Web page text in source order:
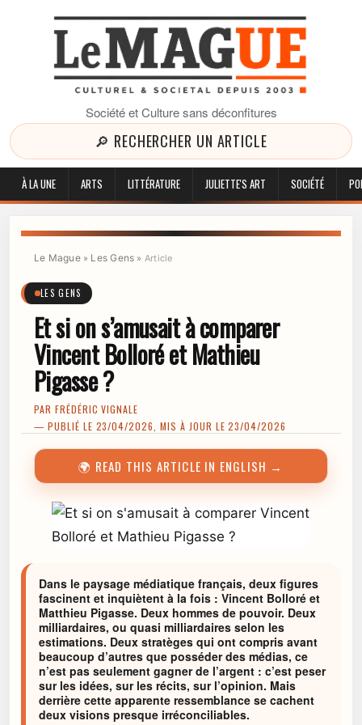
Société et Culture sans déconfitures
🔎 RECHERCHER UN ARTICLE
À LA UNE ARTS LITTÉRATURE JULIETTE'S ART SOCIÉTÉ
Le Mague» Les Gens » Article
LES GENS
Et si on s’amusait à comparer
Vincent Bolloré et Mathieu
Pigasse ?
PAR FRÉDÉRIC VIGNALE
— PUBLIÉ LE 23/04/2026, MIS À JOUR LE 23/04/2026
🌍 READ THIS ARTICLE IN ENGLISH →
Dans le paysage médiatique français, deux figures
fascinent et inquiètent à la fois : Vincent Bolloré et
Matthieu Pigasse. Deux hommes de pouvoir. Deux
milliardaires, ou quasi milliardaires selon les
estimations. Deux stratèges qui ont compris avant
beaucoup d’autres que posséder des médias, ce
n’est pas seulement gagner de l’argent : c’est peser
sur les idées, sur les récits, sur l’opinion. Mais
derrière cette apparente ressemblance se cachent
deux visions presque irréconciliables.